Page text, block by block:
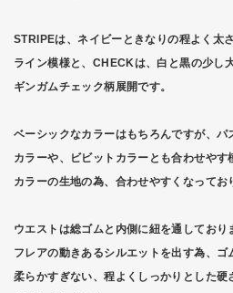
STRIPEは、ネイビーときなりの程よく太
ライン模様と、CHECKは、白と黒の少し
ギンガムチェック柄展開です。
ベーシックなカラーはもちろんですが、パ
カラーや、ビビットカラーとも合わせやす
カラーの生地の為、合わせやすくなってお
ウエストは総ゴムと内側に紐を通しており
フレアの動きあるシルエットを出す為、ゴ
柔らかすぎない、程よくしっかりとした硬